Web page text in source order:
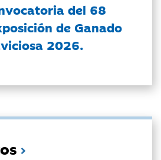
del 68
de Ganado
2026.